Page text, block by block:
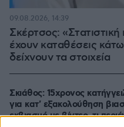
Σκέρτσος: «Στατιστική
έχουν καταθέσεις
δείχνουν τα στοιχεία
09.08.2026, 14:39
Σκιάθος: 15χρονος
για κατ' εξακολούθηση
εκβιασμό με βίντεο, τι